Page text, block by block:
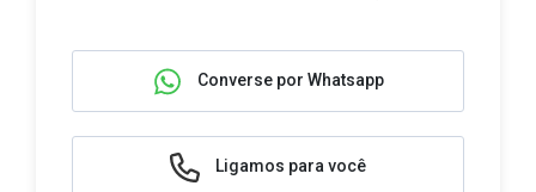
Converse por Whatsapp
Ligamos para você